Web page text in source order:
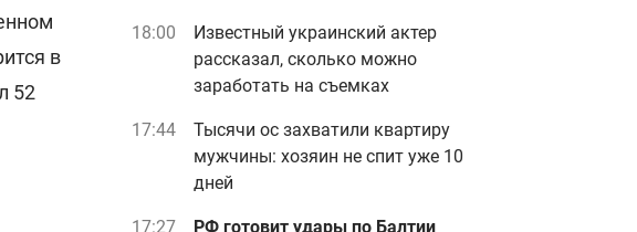
в
52
18:00
Известный украинский актер
рассказал, сколько можно
заработать на съемках
17:44
Тысячи ос захватили квартиру
мужчины: хозяин не спит уже 10
дней
17:27 РФ готовит удары по Балтии